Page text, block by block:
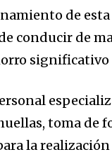
de
conducir de
significativo
toma de
la